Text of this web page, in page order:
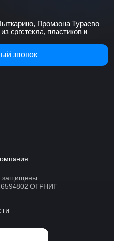
Промзона Тураево
оргстекла, пластиков и
звонок
защищены.
ОГРНИП